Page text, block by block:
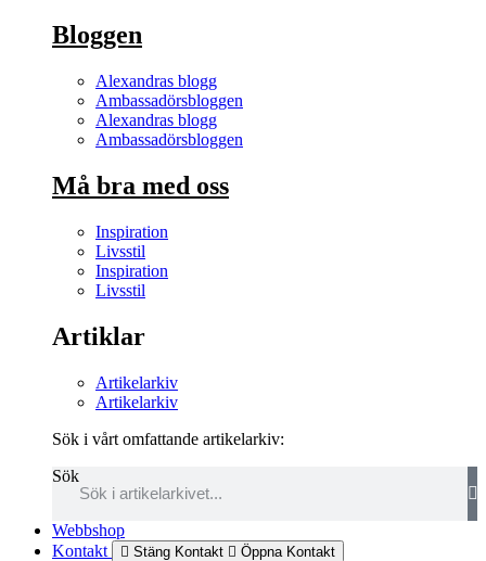
Bloggen
Alexandras blogg
Ambassadörsbloggen
Alexandras blogg
Ambassadörsbloggen
Må bra med oss
Inspiration
Livsstil
Inspiration
Livsstil
Artiklar
Artikelarkiv
Artikelarkiv
Sök i vårt omfattande artikelarkiv:
Sök
Webbshop
Kontakt
Stäng Kontakt Öppna Kontakt